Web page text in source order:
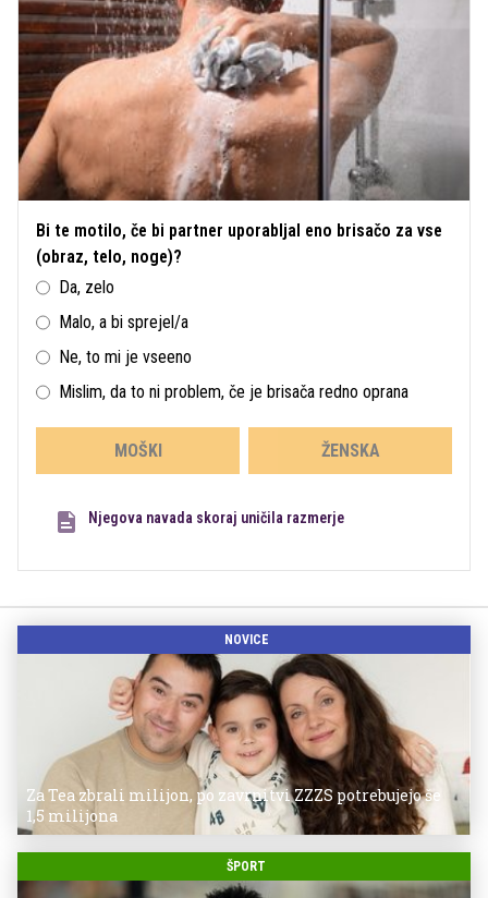
Bi te motilo, če bi partner uporabljal eno brisačo za vse
(obraz, telo, noge)?
Da, zelo
Malo, a bi sprejel/a
Ne, to mi je vseeno
Mislim, da to ni problem, če je brisača redno oprana
MOŠKI ŽENSKA
Njegova navada skoraj uničila razmerje
NOVICE
Za Tea zbrali milijon, po zavrnitvi ZZZS potrebujejo še
1,5 milijona
ŠPORT